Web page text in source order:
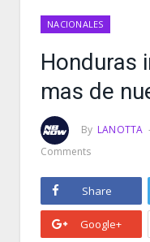
NACIONALES
Honduras
mas de
By LANOTTA
Comments
Share
Google+